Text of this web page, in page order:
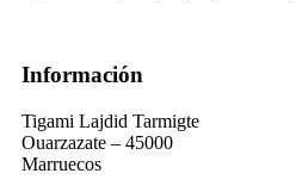
Información
Tigami Lajdid Tarmigte
Ouarzazate – 45000
Marruecos